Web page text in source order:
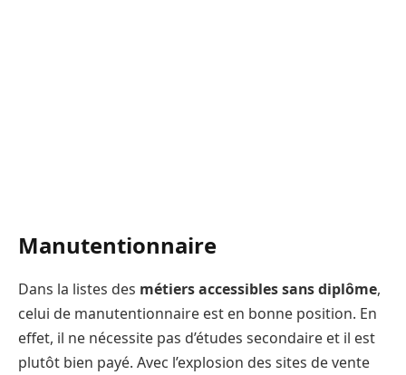
Manutentionnaire
Dans la listes des métiers accessibles sans diplôme,
celui de manutentionnaire est en bonne position. En
effet, il ne nécessite pas d’études secondaire et il est
plutôt bien payé. Avec l’explosion des sites de vente